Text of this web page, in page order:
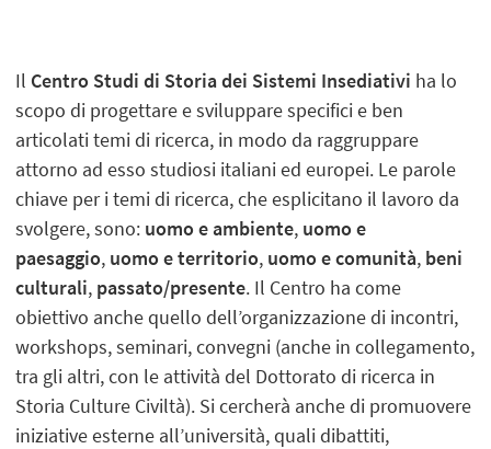
Il Centro Studi di Storia dei Sistemi Insediativi ha lo
scopo di progettare e sviluppare specifici e ben
articolati temi di ricerca, in modo da raggruppare
attorno ad esso studiosi italiani ed europei. Le parole
chiave per i temi di ricerca, che esplicitano il lavoro da
svolgere, sono: uomo e ambiente, uomo e
paesaggio, uomo e territorio, uomo e comunità, beni
culturali, passato/presente. Il Centro ha come
obiettivo anche quello dell’organizzazione di incontri,
workshops, seminari, convegni (anche in collegamento,
tra gli altri, con le attività del Dottorato di ricerca in
Storia Culture Civiltà). Si cercherà anche di promuovere
iniziative esterne all’università, quali dibattiti,